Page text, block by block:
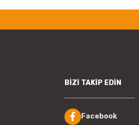
BİZİ TAKİP EDİN
Facebook